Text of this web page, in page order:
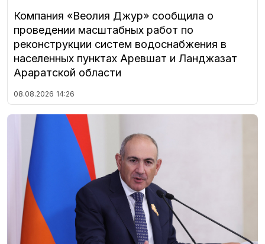
Компания «Веолия Джур» сообщила о
проведении масштабных работ по
реконструкции систем водоснабжения в
населенных пунктах Аревшат и Ланджазат
Араратской области
08.08.2026 14:26